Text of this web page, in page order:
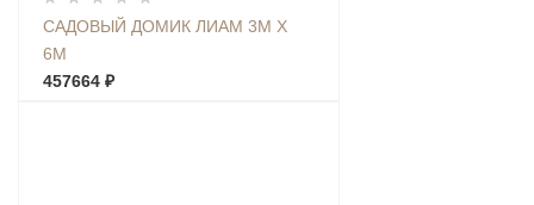
САДОВЫЙ ДОМИК ЛИАМ 3М Х
6М
457664 ₽